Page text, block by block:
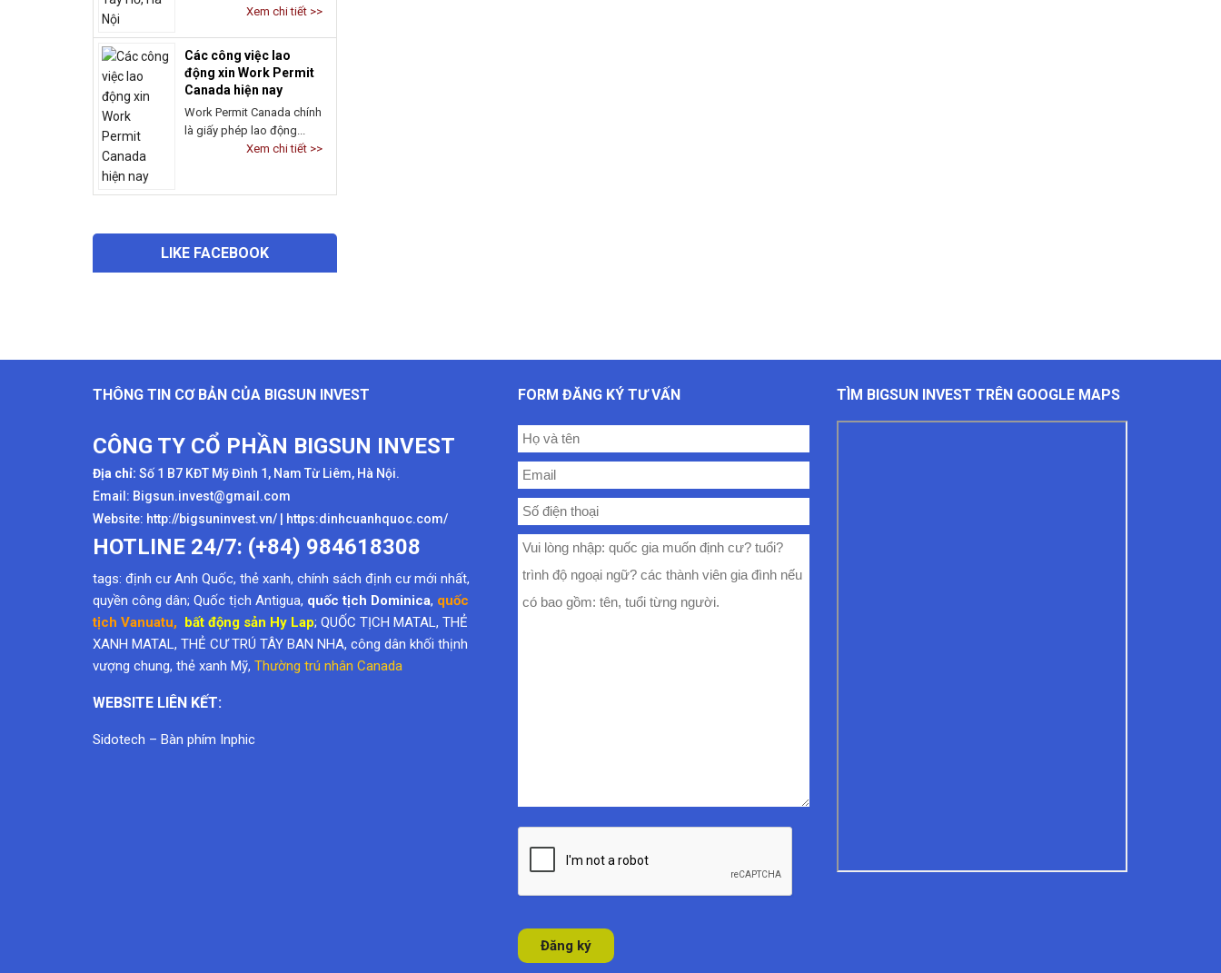
động xin Work Permit
Canada hiện nay
Work Permit Canada chính
là giấy phép lao động...
Xem chi tiết >>
THÔNG TIN CƠ BẢN CỦA BIGSUN INVEST
Địa chỉ:Số 1 B7 KĐT Mỹ Đình 1, Nam Từ Liêm, Hà Nội.
Email: Bigsun.invest@gmail.com
Website:
http://bigsuninvest.vn/
HOTLINE 24/7: (+84) 984618308
tags: định cư Anh Quốc,thẻ xanh,chính sách định cư mới nhất
quyền công dân
; Quốc tịch Antigua, quốc tịch Dominica, quốc
tịch Vanuatu , bất động sản Hy Lap
; QUỐC TỊCH MATAL, THẺ
XANH MATAL, THẺ CƯ TRÚ TÂY BAN NHA, công dân khối thịnh
vượng chung, thẻ xanh Mỹ,Thường trú nhân Canada
WEBSITE LIÊN KẾT:
Sidotech –Bàn phím Inphic
FORM ĐĂNG KÝ TƯ VẤN TÌM BIGSUN INVEST TRÊN GOOGLE MAPS